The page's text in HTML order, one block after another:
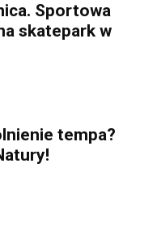
Sportowa
skatepark w
tempa?